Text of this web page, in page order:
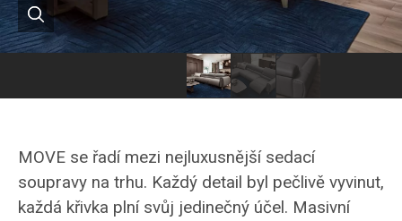
MOVE se řadí mezi nejluxusnější sedací
soupravy na trhu. Každý detail byl pečlivě vyvinut,
každá křivka plní svůj jedinečný účel. Masivní